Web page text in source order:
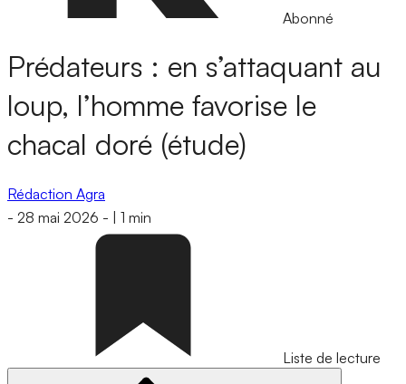
Abonné
Prédateurs : en s’attaquant au
loup, l’homme favorise le
chacal doré (étude)
Rédaction Agra
- 28 mai 2026 - 1 min
Liste de lecture